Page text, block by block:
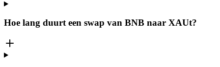
Hoe lang duurt een swap van BNB naar XAUt?